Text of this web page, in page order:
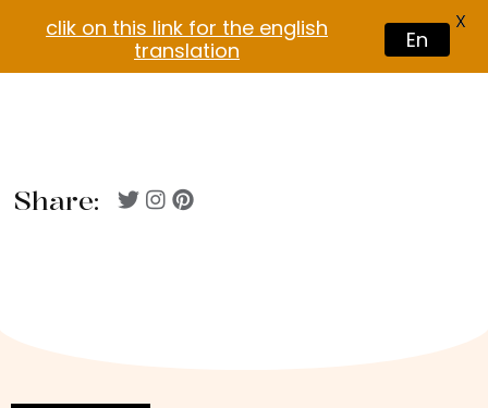
Share:
clik on this link for the english
translation
En
X